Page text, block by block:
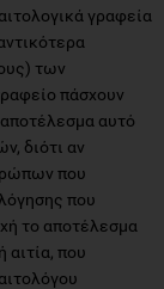
γραφεία
των
πάσχουν
αυτό
διότι αν
που
που
το αποτέλεσμα
αιτία, που